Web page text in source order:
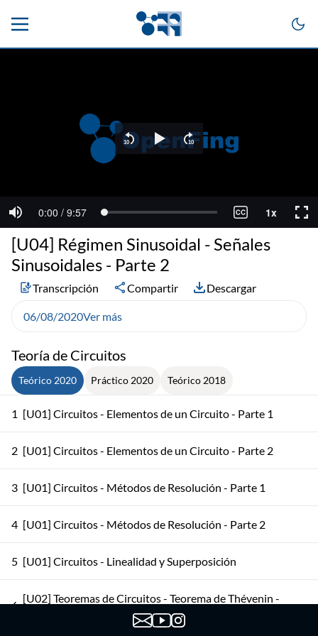
Teoría de Circuitos
Teórico 2020 Práctico 2020 Teórico 2018
1 [U01] Circuitos - Elementos de un Circuito - Parte 1
2 [U01] Circuitos - Elementos de un Circuito - Parte 2
3 [U01] Circuitos - Métodos de Resolución - Parte 1
4 [U01] Circuitos - Métodos de Resolución - Parte 2
5 [U01] Circuitos - Linealidad y Superposición
6 [U02] Teoremas de Circuitos - Teorema de Thévenin -
[U04] Régimen Sinusoidal - Señales
Sinusoidales - Parte 2
Transcripción Compartir Descargar
06/08/2020Ver más